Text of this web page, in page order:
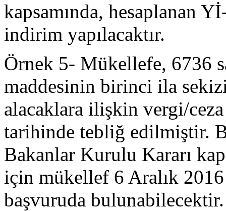
kapsamında, hesaplanan
indirim yapılacaktır.
Örnek 5- Mükellefe, 6736
maddesinin birinci ila
alacaklara ilişkin vergi/
tarihinde tebliğ edilmiştir.
Bakanlar Kurulu Kararı
için mükellef 6 Aralık
başvuruda bulunabilecektir.